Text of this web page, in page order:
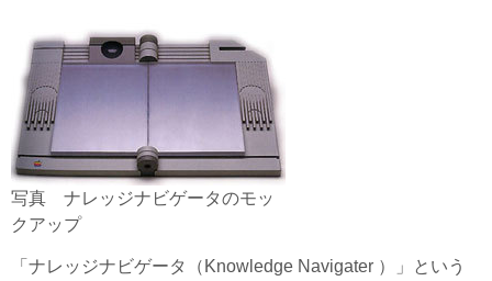
写真 ナレッジナビゲータのモッ
クアップ
「ナレッジナビゲータ（Knowledge Navigater ）」という